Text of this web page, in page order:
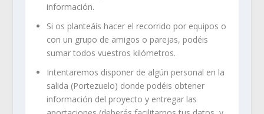
información.
Si os planteáis hacer el recorrido por equipos o
con un grupo de amigos o parejas, podéis
sumar todos vuestros kilómetros.
Intentaremos disponer de algún personal en la
salida (Portezuelo) donde podéis obtener
información del proyecto y entregar las